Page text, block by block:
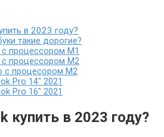
в 2023 году?
такие дорогие?
процессором M1
с процессором M2
с процесором M2
Pro 14″ 2021
Pro 16″ 2021
купить в 2023 году?